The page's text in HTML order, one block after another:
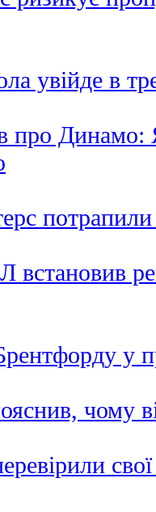
увійде в
про Динамо:
потрапили
у
чому